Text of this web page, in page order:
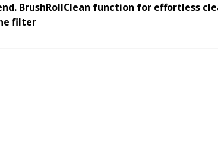
BrushRollClean function for effortless
filter